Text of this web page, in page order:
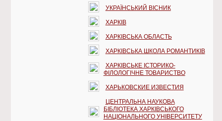
УКРАЇНСЬКИЙ ВІСНИК
ХАРКІВ
ХАРКІВСЬКА ОБЛАСТЬ
ХАРКІВСЬКА ШКОЛА РОМАНТИКІВ
ХАРКІВСЬКЕ ІСТОРИКО-
ФІЛОЛОГІЧНЕ ТОВАРИСТВО
ХАРЬКОВСКИЕ ИЗВЕСТИЯ
ЦЕНТРАЛЬНА НАУКОВА
БІБЛІОТЕКА ХАРКІВСЬКОГО
НАЦІОНАЛЬНОГО УНІВЕРСИТЕТУ